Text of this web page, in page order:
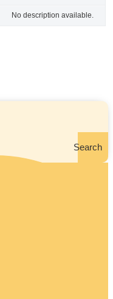
No description available.
Search